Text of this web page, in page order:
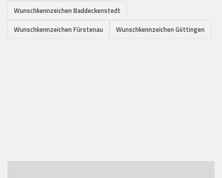
Wunschkennzeichen Baddeckenstedt
Wunschkennzeichen Fürstenau
Wunschkennzeichen Göttingen